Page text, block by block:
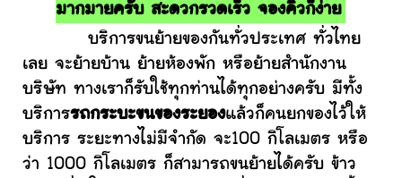
มากมายครับ สะดวกรวดเร็ว จองคิวก็ง่าย
บริการขนย้ายของกันทั่วประเทศ ทั่วไทย
เลย จะย้ายบ้าน ย้ายห้องพัก หรือย้ายสำนักงาน
บริษัท ทางเราก็รับใช้ทุกท่านได้ทุกอย่างครับ มีทั้ง
บริการรถกระบะขนของระยองแล้วก็คนยกของไว้ให้
บริการ ระยะทางไม่มีจำกัด จะ100 กิโลเมตร หรือ
ว่า 1000 กิโลเมตร ก็สามารถขนย้ายได้ครับ ข้าว